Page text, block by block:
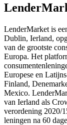
LenderMarket is
Dublin, Ierland,
van de grootste
Europa. Het
Europese en
Finland,
Mexico.
van Ierland als
verordening 2020/
leningen na 60